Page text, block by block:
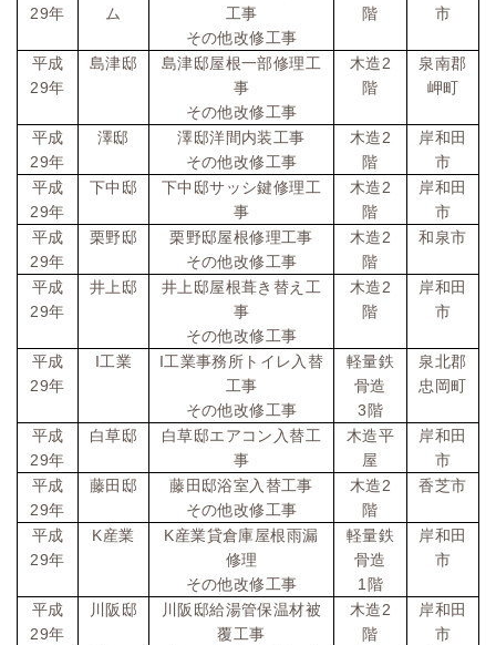
29年
ム
工事
その他改修工事
階
市
平成
29年
島津邸
島津邸屋根一部修理工
事
その他改修工事
木造2
階
泉南郡
岬町
平成
29年
澤邸
澤邸洋間内装工事
その他改修工事
木造2
階
岸和田
市
平成
29年
下中邸
下中邸サッシ鍵修理工
事
木造2
階
岸和田
市
平成
29年
栗野邸
栗野邸屋根修理工事
その他改修工事
木造2
階
和泉市
平成
29年
井上邸
井上邸屋根葺き替え工
事
その他改修工事
木造2
階
岸和田
市
平成
29年
I工業 I工業事務所トイレ入替
工事
その他改修工事
軽量鉄
骨造
3 階
泉北郡
忠岡町
平成
29年
白草邸
白草邸エアコン入替工
事
木造平
屋
岸和田
市
平成
29年
藤田邸
藤田邸浴室入替工事
その他改修工事
木造2
階
香芝市
平成
29年
K産業 K産業貸倉庫屋根雨漏
修理
その他改修工事
軽量鉄
骨造
1 階
岸和田
市
平成
29年
川阪邸
川阪邸給湯管保温材被
覆工事
木造2
階
岸和田
市